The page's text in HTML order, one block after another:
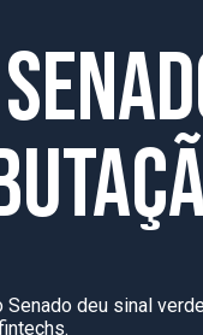
deu sinal